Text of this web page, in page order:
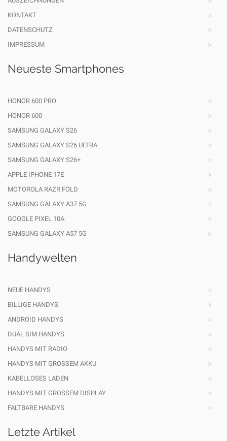
KONTAKT
DATENSCHUTZ
IMPRESSUM
Neueste Smartphones
HONOR 600 PRO
HONOR 600
SAMSUNG GALAXY S26
SAMSUNG GALAXY S26 ULTRA
SAMSUNG GALAXY S26+
APPLE IPHONE 17E
MOTOROLA RAZR FOLD
SAMSUNG GALAXY A37 5G
GOOGLE PIXEL 10A
SAMSUNG GALAXY A57 5G
Handywelten
NEUE HANDYS
BILLIGE HANDYS
ANDROID HANDYS
DUAL SIM HANDYS
HANDYS MIT RADIO
HANDYS MIT GROSSEM AKKU
KABELLOSES LADEN
HANDYS MIT GROSSEM DISPLAY
FALTBARE HANDYS
Letzte Artikel